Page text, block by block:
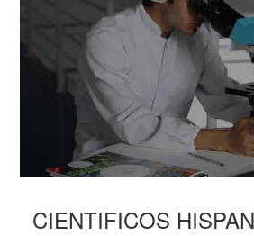
CIENTIFICOS